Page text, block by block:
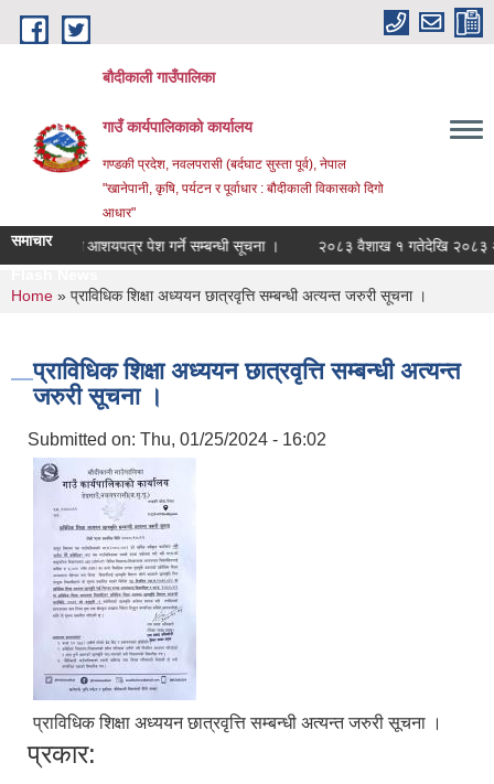
Skip to main content
बौदीकाली गाउँपालिका
गाउँ कार्यपालिकाको कार्यालय
गण्डकी प्रदेश, नवलपरासी (बर्दघाट सुस्ता पूर्व), नेपाल
"खानेपानी, कृषि, पर्यटन र पूर्वाधार : बौदीकाली विकासको दिगो
आधार"
समाचारलागि आशयपत्र पेश गर्ने सम्बन्धी सूचना ।
२०८३ वैशाख १ गतेदेखि २०८३
You are here
Home » प्राविधिक शिक्षा अध्ययन छात्रवृत्ति सम्बन्धी अत्यन्त जरुरी सूचना ।
प्राविधिक शिक्षा अध्ययन छात्रवृत्ति सम्बन्धी अत्यन्त
जरुरी सूचना ।
Submitted on: Thu, 01/25/2024 - 16:02
प्राविधिक शिक्षा अध्ययन छात्रवृत्ति सम्बन्धी अत्यन्त जरुरी सूचना ।
प्रकार: